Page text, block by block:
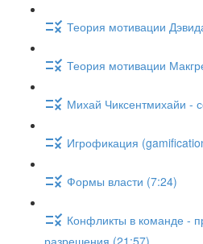
Теория мотивации
Теория мотивации
Михай Чиксентмихайи -
Игрофикация
Формы власти (7:24)
Конфликты в команде -
разрешения (21:57)